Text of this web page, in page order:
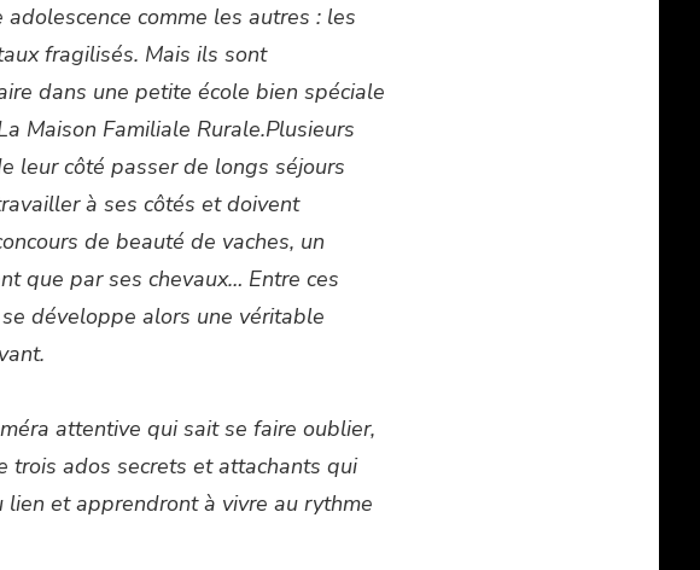
comme les autres : les
fragilisés. Mais ils sont
dans une petite école bien spéciale
Maison Familiale Rurale.Plusieurs
leur côté passer de longs séjours
à ses côtés et doivent
de beauté de vaches, un
que par ses chevaux… Entre ces
développe alors une véritable
attentive qui sait se faire oublier,
trois ados secrets et attachants qui
et apprendront à vivre au rythme